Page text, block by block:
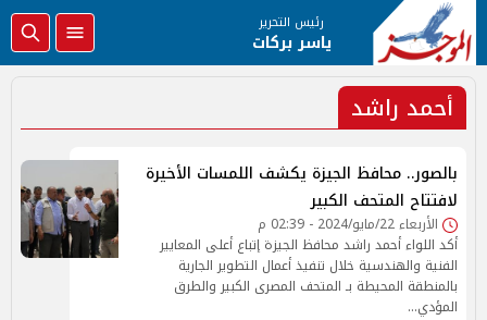
رئيس التحرير
ياسر بركات
أحمد راشد
بالصور.. محافظ الجيزة يكشف اللمسات الأخيرة
لافتتاح المتحف الكبير
الأربعاء 22/مايو/2024 - 02:39 م
أكد اللواء أحمد راشد محافظ الجيزة إتباع أعلى المعايير
الفنية والهندسية خلال تنفيذ أعمال التطوير الجارية
بالمنطقة المحيطة بـ المتحف المصرى الكبير والطرق
المؤدي…